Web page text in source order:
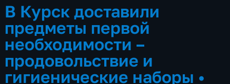
В Курск доставили
предметы первой
необходимости –
продовольствие и
гигиенические наборы •